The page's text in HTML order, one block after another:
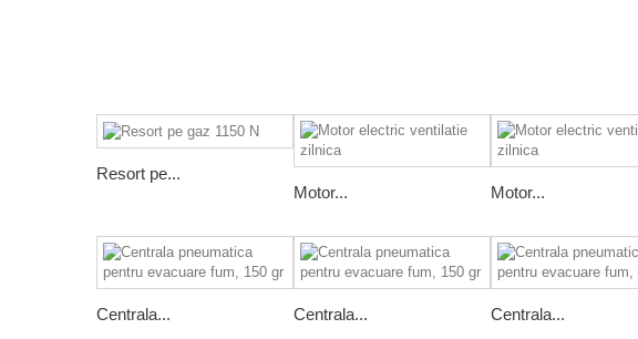
Resort pe...
Motor...
Motor...
Centrala... Centrala...
Centrala...